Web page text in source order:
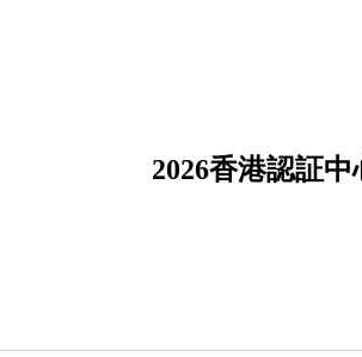
2026香港認証